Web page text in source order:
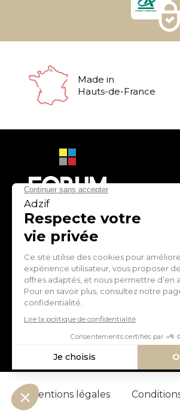
Made in
Hauts-de-France
contact@adzif.biz
ZI de Cantimpré Avenue de
l'Europe CS60014
59400 CAMBRAI - FRANCE
Tél :03 27 74 97 00
Mentions légales